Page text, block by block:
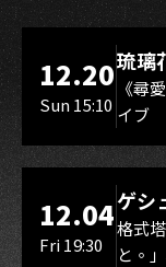
LIVE
12.20
Sun 15:10
琉璃
スマ
《尋
イブ
LIVE
12.04
Fri 19:30
ゲシ
格式
と。